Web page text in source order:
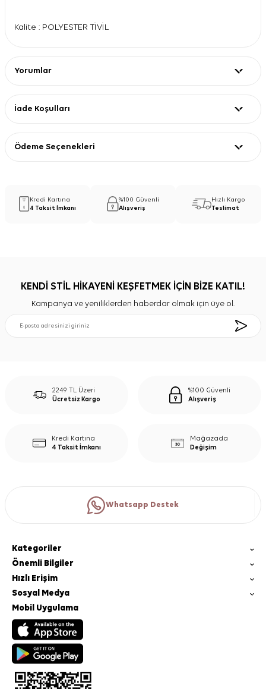
Kalite : POLYESTER TİVİL
Yorumlar
İade Koşulları
Ödeme Seçenekleri
Kredi Kartına
4 Taksit İmkanı
%100 Güvenli
Alışveriş
Hızlı Kargo
Teslimat
KENDİ STİL HİKAYENİ KEŞFETMEK İÇİN BİZE KATIL!
Kampanya ve yeniliklerden haberdar olmak için üye ol.
2249 TL Üzeri
Ücretsiz Kargo
%100 Güvenli
Alışveriş
Kredi Kartına
4 Taksit İmkanı
Mağazada
Değişim
Whatsapp Destek
Kategoriler
Önemli Bilgiler
Hızlı Erişim
Sosyal Medya
Mobil Uygulama